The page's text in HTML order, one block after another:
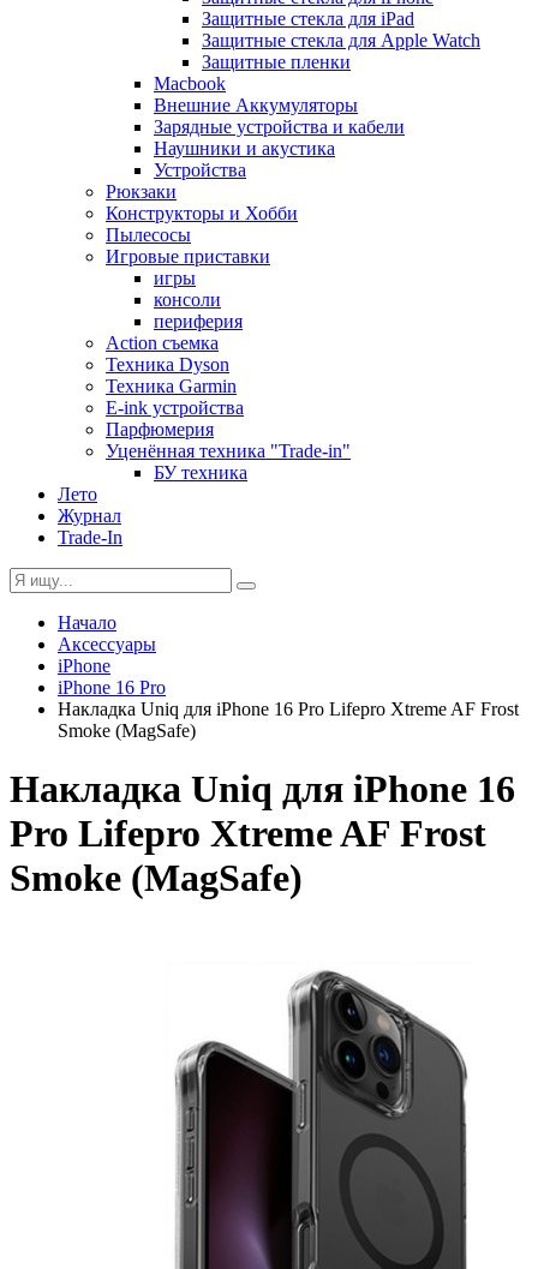
Защитные стекла для iPad
Защитные стекла для Apple Watch
Защитные пленки
Macbook
Внешние Аккумуляторы
Зарядные устройства и кабели
Наушники и акустика
Устройства
Рюкзаки
Конструкторы и Хобби
Пылесосы
Игровые приставки
игры
консоли
периферия
Action съемка
Техника Dyson
Техника Garmin
E-ink устройства
Парфюмерия
Уценённая техника "Trade-in"
БУ техника
Лето
Журнал
Trade-In
Начало
Аксессуары
iPhone
iPhone 16 Pro
Накладка Uniq для iPhone 16 Pro Lifepro Xtreme AF Frost
Smoke (MagSafe)
Накладка Uniq для iPhone 16
Pro Lifepro Xtreme AF Frost
Smoke (MagSafe)